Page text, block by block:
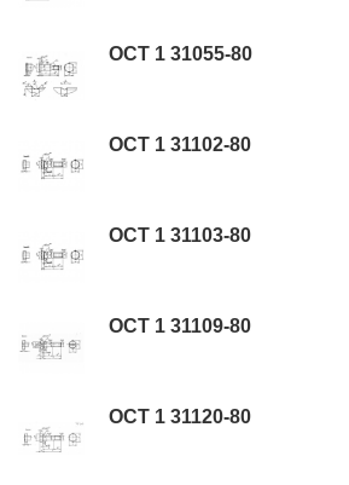
ОСТ 1 31055-80
ОСТ 1 31102-80
ОСТ 1 31103-80
ОСТ 1 31109-80
ОСТ 1 31120-80